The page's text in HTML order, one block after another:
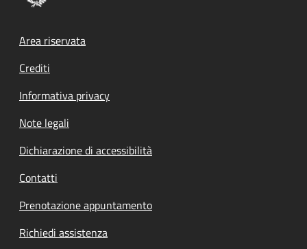
Footer menu
Area riservata
Crediti
Informativa privacy
Note legali
Dichiarazione di accessibilità
Contatti
Prenotazione appuntamento
Richiedi assistenza